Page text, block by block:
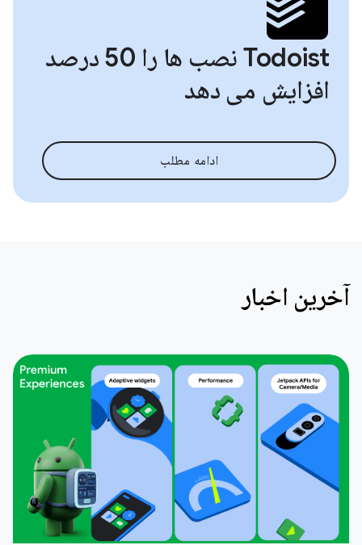
Todoist نصب ها را 50 درصد
افزایش می دهد
ادامه مطلب
آخرین اخبار